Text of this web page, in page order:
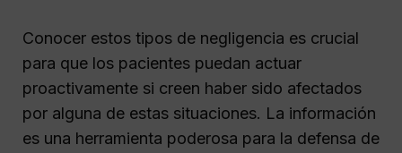
Conocer estos tipos de negligencia es crucial
para que los pacientes puedan actuar
proactivamente si creen haber sido afectados
por alguna de estas situaciones. La información
es una herramienta poderosa para la defensa de